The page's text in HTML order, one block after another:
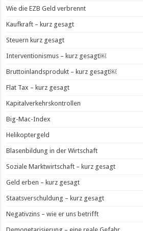
Wie die EZB Geld verbrennt
Kaufkraft – kurz gesagt
Steuern kurz gesagt
Interventionismus – kurz gesagt￼
Bruttoinlandsprodukt – kurz gesagt￼
Flat Tax – kurz gesagt
Kapitalverkehrskontrollen
Big-Mac-Index
Helikoptergeld
Blasenbildung in der Wirtschaft
Soziale Marktwirtschaft – kurz gesagt
Geld erben – kurz gesagt
Staatsverschuldung – kurz gesagt
Negativzins – wie er uns betrifft